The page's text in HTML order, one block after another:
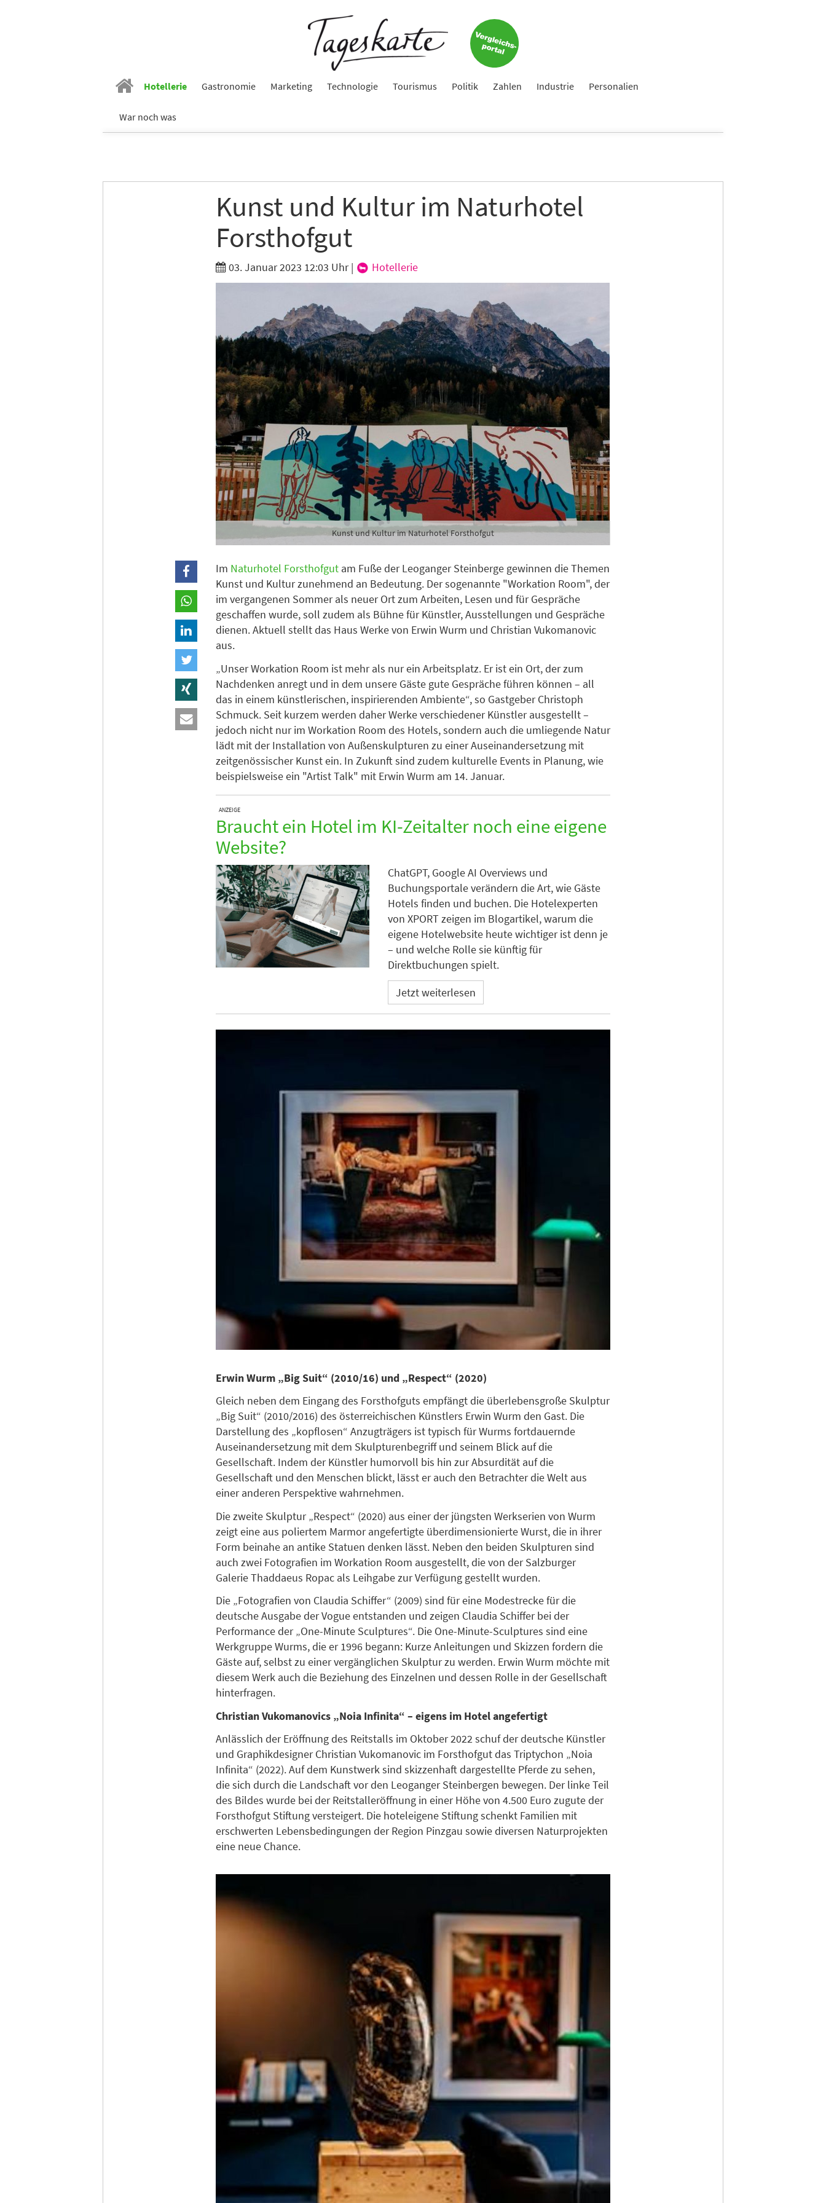
Hotellerie Gastronomie Marketing Technologie Tourismus Politik Zahlen Industrie Personalien
War noch was
Kunst und Kultur im Naturhotel
Forsthofgut
03. Januar 2023 12:03 Uhr| Hotellerie
Kunst und Kultur im Naturhotel Forsthofgut
Im Naturhotel Forsthofgut am Fuße der Leoganger Steinberge gewinnen die Themen
Kunst und Kultur zunehmend an Bedeutung. Der sogenannte "Workation Room", der
im vergangenen Sommer als neuer Ort zum Arbeiten, Lesen und für Gespräche
geschaffen wurde, soll zudem als Bühne für Künstler, Ausstellungen und Gespräche
dienen. Aktuell stellt das Haus Werke von Erwin Wurm und Christian Vukomanovic
aus.
„Unser Workation Room ist mehr als nur ein Arbeitsplatz. Er ist ein Ort, der zum
Nachdenken anregt und in dem unsere Gäste gute Gespräche führen können – all
das in einem künstlerischen, inspirierenden Ambiente“, so Gastgeber Christoph
Schmuck. Seit kurzem werden daher Werke verschiedener Künstler ausgestellt –
jedoch nicht nur im Workation Room des Hotels, sondern auch die umliegende Natur
lädt mit der Installation von Außenskulpturen zu einer Auseinandersetzung mit
zeitgenössischer Kunst ein. In Zukunft sind zudem kulturelle Events in Planung, wie
beispielsweise ein "Artist Talk" mit Erwin Wurm am 14. Januar.
ANZEIGE
Braucht ein Hotel im KI-Zeitalter noch eine eigene
Website?
ChatGPT, Google AI Overviews und
Buchungsportale verändern die Art, wie Gäste
Hotels finden und buchen. Die Hotelexperten
von XPORT zeigen im Blogartikel, warum die
eigene Hotelwebsite heute wichtiger ist denn je
– und welche Rolle sie künftig für
Direktbuchungen spielt.
Jetzt weiterlesen
Erwin Wurm „Big Suit“ (2010/16) und „Respect“ (2020)
Gleich neben dem Eingang des Forsthofguts empfängt die überlebensgroße Skulptur
„Big Suit“ (2010/2016) des österreichischen Künstlers Erwin Wurm den Gast. Die
Darstellung des „kopflosen“ Anzugträgers ist typisch für Wurms fortdauernde
Auseinandersetzung mit dem Skulpturenbegriff und seinem Blick auf die
Gesellschaft. Indem der Künstler humorvoll bis hin zur Absurdität auf die
Gesellschaft und den Menschen blickt, lässt er auch den Betrachter die Welt aus
einer anderen Perspektive wahrnehmen.
Die zweite Skulptur „Respect“ (2020) aus einer der jüngsten Werkserien von Wurm
zeigt eine aus poliertem Marmor angefertigte überdimensionierte Wurst, die in ihrer
Form beinahe an antike Statuen denken lässt. Neben den beiden Skulpturen sind
auch zwei Fotografien im Workation Room ausgestellt, die von der Salzburger
Galerie Thaddaeus Ropac als Leihgabe zur Verfügung gestellt wurden.
Die „Fotografien von Claudia Schiffer“ (2009) sind für eine Modestrecke für die
deutsche Ausgabe der Vogue entstanden und zeigen Claudia Schiffer bei der
Performance der „One-Minute Sculptures“. Die One-Minute-Sculptures sind eine
Werkgruppe Wurms, die er 1996 begann: Kurze Anleitungen und Skizzen fordern die
Gäste auf, selbst zu einer vergänglichen Skulptur zu werden. Erwin Wurm möchte mit
diesem Werk auch die Beziehung des Einzelnen und dessen Rolle in der Gesellschaft
hinterfragen.
Christian Vukomanovics „Noia Infinita“ – eigens im Hotel angefertigt
Anlässlich der Eröffnung des Reitstalls im Oktober 2022 schuf der deutsche Künstler
und Graphikdesigner Christian Vukomanovic im Forsthofgut das Triptychon „Noia
Infinita“ (2022). Auf dem Kunstwerk sind skizzenhaft dargestellte Pferde zu sehen,
die sich durch die Landschaft vor den Leoganger Steinbergen bewegen. Der linke Teil
des Bildes wurde bei der Reitstalleröffnung in einer Höhe von 4.500 Euro zugute der
Forsthofgut Stiftung versteigert. Die hoteleigene Stiftung schenkt Familien mit
erschwerten Lebensbedingungen der Region Pinzgau sowie diversen Naturprojekten
eine neue Chance.
Keine Nachricht mehr verpassen!
Jetzt zum Tageskarte-Newsletter anmelden.
E-Mail*
Branche
Ich möchte folgende Newsletter erhalten
Tageskarte-Newsletter (gegen 8.30 Uhr)
Ich habe dieDatenschutzerklärungzur Kenntnis genommen.
Anmelden Danke, heute nicht